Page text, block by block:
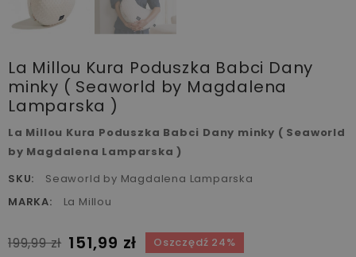
La Millou Kura Poduszka Babci Dany
minky ( Seaworld by Magdalena
Lamparska )
La Millou Kura Poduszka Babci Dany minky ( Seaworld
by Magdalena Lamparska )
SKU:
Seaworld by Magdalena Lamparska
MARKA:
La Millou
199,99 zł 151,99 zł Oszczędź 24%